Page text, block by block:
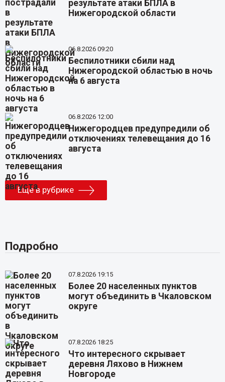
результате атаки БПЛА в
Нижегородской области
06.8.2026 09:20
Беспилотники сбили над
Нижегородской областью в ночь
на 6 августа
06.8.2026 12:00
Нижегородцев предупредили об
отключениях телевещания до 16
августа
Еще в рубрике
Подробно
07.8.2026 19:15
Более 20 населенных пунктов
могут объединить в Чкаловском
округе
07.8.2026 18:25
Что интересного скрывает
деревня Ляхово в Нижнем
Новгороде